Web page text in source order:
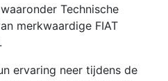
Technische
merkwaardige FIAT
ervaring neer tijdens de